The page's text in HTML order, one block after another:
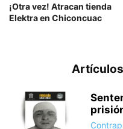
¡Otra vez! Atracan tienda
Elektra en Chiconcuac